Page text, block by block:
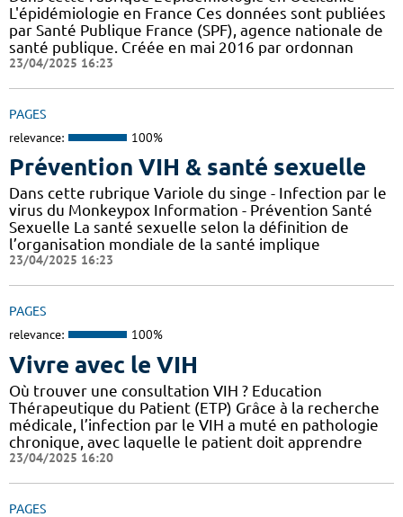
L'épidémiologie en France Ces données sont publiées
par Santé Publique France (SPF), agence nationale de
santé publique. Créée en mai 2016 par ordonnan
23/04/2025 16:23
PAGES
relevance: 100%
Prévention VIH & santé sexuelle
Dans cette rubrique Variole du singe - Infection par le
virus du Monkeypox Information - Prévention Santé
Sexuelle La santé sexuelle selon la définition de
l’organisation mondiale de la santé implique
23/04/2025 16:23
PAGES
relevance: 100%
Vivre avec le VIH
Où trouver une consultation VIH ? Education
Thérapeutique du Patient (ETP) Grâce à la recherche
médicale, l’infection par le VIH a muté en pathologie
chronique, avec laquelle le patient doit apprendre
23/04/2025 16:20
PAGES